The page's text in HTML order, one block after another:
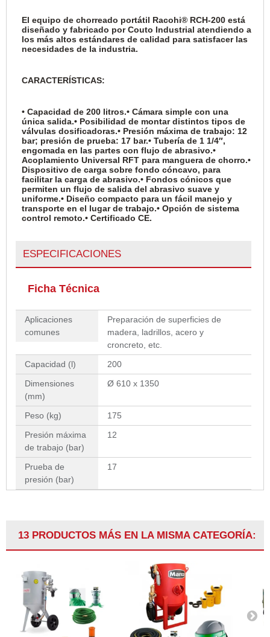
El equipo de chorreado portátil Racohi® RCH-200 está
diseñado y fabricado por Couto Industrial atendiendo a
los más altos estándares de calidad para satisfacer las
necesidades de la industria.
CARACTERÍSTICAS:
• Capacidad de 200 litros.• Cámara simple con una
única salida.• Posibilidad de montar distintos tipos de
válvulas dosificadoras.• Presión máxima de trabajo: 12
bar; presión de prueba: 17 bar.• Tubería de 1 1/4″,
engomada en las partes con flujo de abrasivo.•
Acoplamiento Universal RFT para manguera de chorro.•
Dispositivo de carga sobre fondo cóncavo, para
facilitar la carga de abrasivo.• Fondos cónicos que
permiten un flujo de salida del abrasivo suave y
uniforme.• Diseño compacto para un fácil manejo y
transporte en el lugar de trabajo.• Opción de sistema
control remoto.• Certificado CE.
ESPECIFICACIONES
Ficha Técnica
Aplicaciones
comunes
Preparación de superficies de
madera, ladrillos, acero y
croncreto, etc.
Capacidad (l)
200
Dimensiones
(mm)
Ø 610 x 1350
Peso (kg)
175
Presión máxima
de trabajo (bar)
12
Prueba de
presión (bar)
17
13 PRODUCTOS MÁS EN LA MISMA CATEGORÍA: